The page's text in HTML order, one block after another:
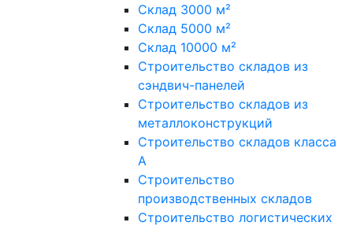
Склад 3000 м²
Склад 5000 м²
Склад 10000 м²
Строительство складов из
сэндвич-панелей
Строительство складов из
металлоконструкций
Строительство складов класса
А
Строительство
производственных складов
Строительство логистических